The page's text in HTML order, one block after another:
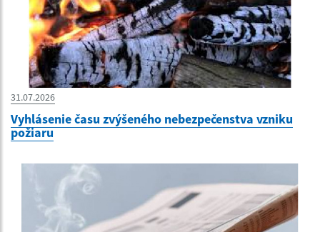
31.07.2026
Vyhlásenie času zvýšeného nebezpečenstva vzniku
požiaru